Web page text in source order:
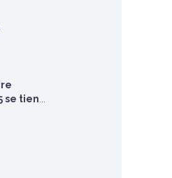
se tien